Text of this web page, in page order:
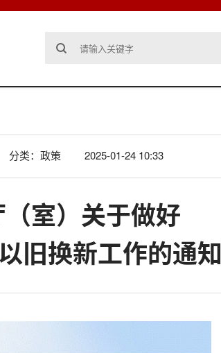
分类：政策 2025-01-24 10:33
室）关于做好
旧换新工作的通知